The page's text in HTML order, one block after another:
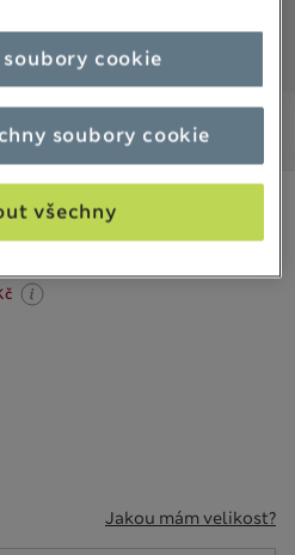
jsou včetně daní a poplatků
Jakou mám velikost?
soubory cookie
všechny
cookie